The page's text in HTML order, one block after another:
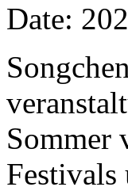
Date:
Sommer
Festivals